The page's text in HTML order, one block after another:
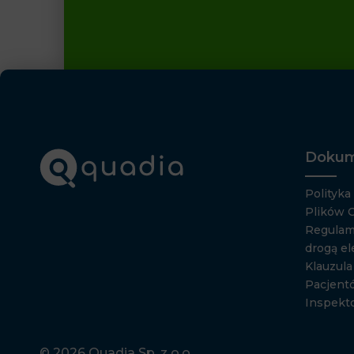
Plików
drogą